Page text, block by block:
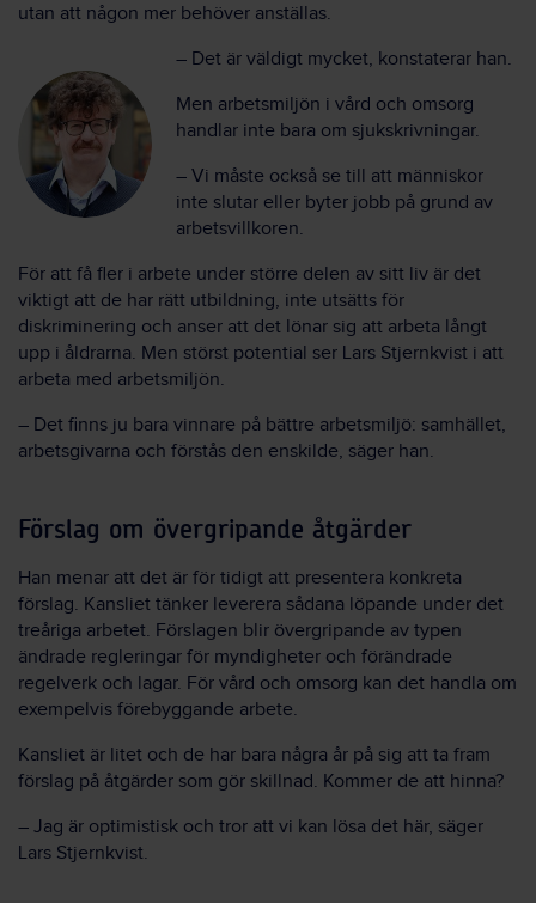
utan att någon mer behöver anställas.
– Det är väldigt mycket, konstaterar han.
Men arbetsmiljön i vård och omsorg
handlar inte bara om sjukskrivningar.
– Vi måste också se till att människor
inte slutar eller byter jobb på grund av
arbetsvillkoren.
För att få fler i arbete under större delen av sitt liv är det
viktigt att de har rätt utbildning, inte utsätts för
diskriminering och anser att det lönar sig att arbeta långt
upp i åldrarna. Men störst potential ser Lars Stjernkvist i att
arbeta med arbetsmiljön.
– Det finns ju bara vinnare på bättre arbetsmiljö: samhället,
arbetsgivarna och förstås den enskilde, säger han.
Förslag om övergripande åtgärder
Han menar att det är för tidigt att presentera konkreta
förslag. Kansliet tänker leverera sådana löpande under det
treåriga arbetet. Förslagen blir övergripande av typen
ändrade regleringar för myndigheter och förändrade
regelverk och lagar. För vård och omsorg kan det handla om
exempelvis förebyggande arbete.
Kansliet är litet och de har bara några år på sig att ta fram
förslag på åtgärder som gör skillnad. Kommer de att hinna?
– Jag är optimistisk och tror att vi kan lösa det här, säger
Lars Stjernkvist.